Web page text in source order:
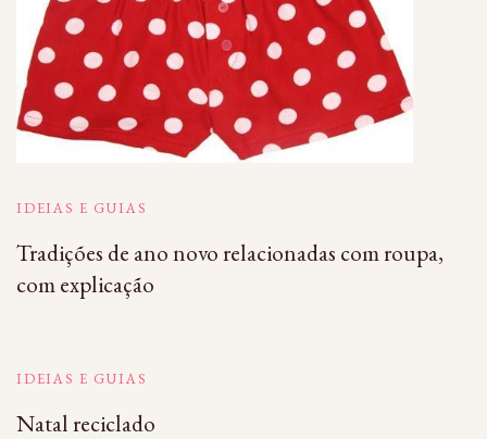
IDEIAS E GUIAS
Tradições de ano novo relacionadas com roupa,
com explicação
IDEIAS E GUIAS
Natal reciclado